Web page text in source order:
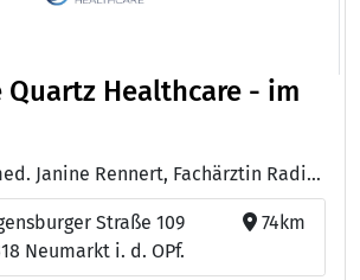
Quartz Healthcare - im
Ärzte: Prof. Dr. med. Janine Rennert, Fachärztin Radiologie mit Schwerpunkt Neuroradiologie und Zertifizierungen für Kardiovaskuläre Radiologie, mpMR-Prostatographhie und Muskuloskelettale Radiologie
Straße 109
Neumarkt i. d. OPf.
74km